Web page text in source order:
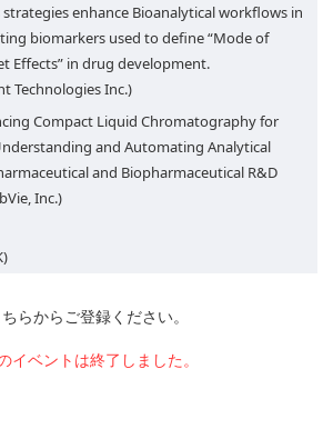
enhance Bioanalytical workflows in
biomarkers used to define “Mode of
Effects” in drug development.
Technologies Inc.)
Compact Liquid Chromatography for
and Automating Analytical
and Biopharmaceutical R&D
Inc.)
らからご登録ください。
イベントは終了しました。